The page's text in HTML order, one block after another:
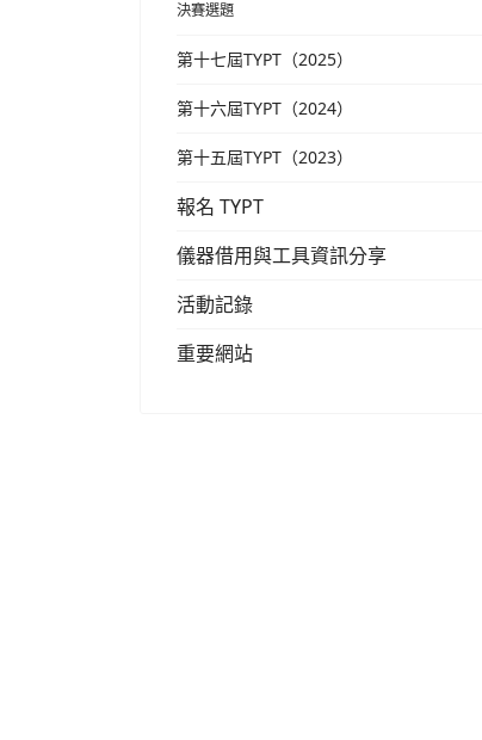
決賽選題
第十七屆TYPT（2025）
第十六屆TYPT（2024）
第十五屆TYPT（2023）
報名 TYPT
儀器借用與工具資訊分享
活動記錄
重要網站